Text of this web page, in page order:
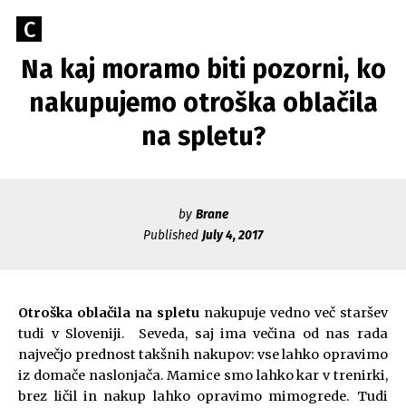
Go
the
home
page
C
CAERUS
Caerus
Blog
Na kaj moramo biti pozorni, ko
nakupujemo otroška oblačila
na spletu?
by Brane
Published July 4, 2017
Otroška oblačila na spletu nakupuje vedno več staršev
tudi v Sloveniji. Seveda, saj ima večina od nas rada
največjo prednost takšnih nakupov: vse lahko opravimo
iz domače naslonjača. Mamice smo lahko kar v trenirki,
brez ličil in nakup lahko opravimo mimogrede. Tudi